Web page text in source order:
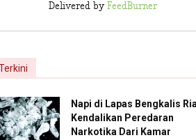
Delivered by FeedBurner
Napi di Lapas Bengkalis
Kendalikan Peredaran
Narkotika Dari Kamar